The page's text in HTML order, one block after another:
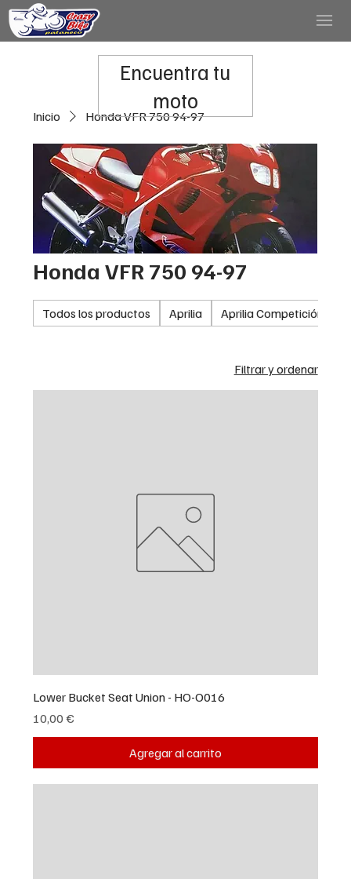
Inicio Honda VFR 750 94-97
Honda VFR 750 94-97
Todos los productos Aprilia Aprilia Competición
Filtrar y ordenar
Lower Bucket Seat Union - HO-O016
Precio
10,00 €
Agregar al carrito
Encuentra tu
moto